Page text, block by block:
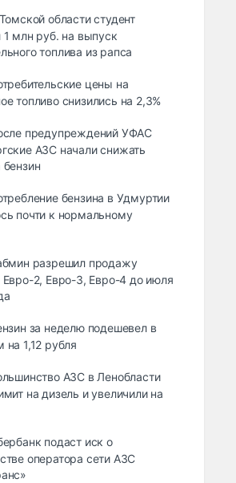
области студент
1 млн руб. на выпуск
топлива из рапса
цены на
топливо снизились на 2,3%
предупреждений УФАС
АЗС начали снижать
бензина в Удмуртии
почти к нормальному
разрешил продажу
Евро-2, Евро-3, Евро-4 до июля
за неделю подешевел в
на 1,12 рубля
АЗС в Ленобласти
на дизель и увеличили на
подаст иск о
оператора сети АЗС